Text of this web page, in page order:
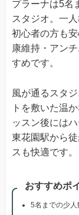
プラーナは5名
スタジオ。一
初心者の方も
康維持・アン
すめです。
風が通るスタ
トを敷いた温
ッスン後には
東花園駅から
スも快適です。
おすすめポ
5名までの少人